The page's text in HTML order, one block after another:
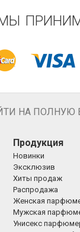
НА ПОЛНУЮ
Продукция
Новинки
Эксклюзив
Хиты продаж
Распродажа
Женская
Мужская
Унисекс